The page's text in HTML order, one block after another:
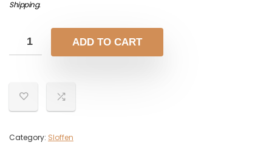
Shipping.
ADD TO CART
Category: Sloffen